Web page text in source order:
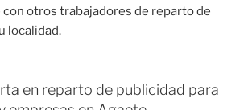
otros trabajadores de reparto de
localidad.
en reparto de publicidad para